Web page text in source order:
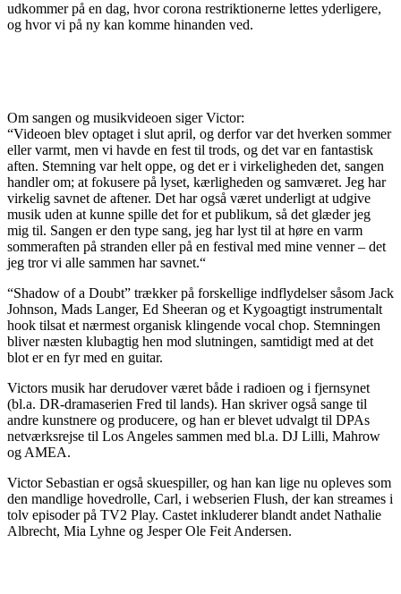
udkommer på en dag, hvor corona restriktionerne lettes yderligere,
og hvor vi på ny kan komme hinanden ved.
Om sangen og musikvideoen siger Victor:
“Videoen blev optaget i slut april, og derfor var det hverken sommer
eller varmt, men vi havde en fest til trods, og det var en fantastisk
aften. Stemning var helt oppe, og det er i virkeligheden det, sangen
handler om; at fokusere på lyset, kærligheden og samværet. Jeg har
virkelig savnet de aftener. Det har også været underligt at udgive
musik uden at kunne spille det for et publikum, så det glæder jeg
mig til. Sangen er den type sang, jeg har lyst til at høre en varm
sommeraften på stranden eller på en festival med mine venner – det
jeg tror vi alle sammen har savnet.“
“Shadow of a Doubt” trækker på forskellige indflydelser såsom Jack
Johnson, Mads Langer, Ed Sheeran og et Kygoagtigt instrumentalt
hook tilsat et nærmest organisk klingende vocal chop. Stemningen
bliver næsten klubagtig hen mod slutningen, samtidigt med at det
blot er en fyr med en guitar.
Victors musik har derudover været både i radioen og i fjernsynet
(bl.a. DR-dramaserien Fred til lands). Han skriver også sange til
andre kunstnere og producere, og han er blevet udvalgt til DPAs
netværksrejse til Los Angeles sammen med bl.a. DJ Lilli, Mahrow
og AMEA.
Victor Sebastian er også skuespiller, og han kan lige nu opleves som
den mandlige hovedrolle, Carl, i webserien Flush, der kan streames i
tolv episoder på TV2 Play. Castet inkluderer blandt andet Nathalie
Albrecht, Mia Lyhne og Jesper Ole Feit Andersen.